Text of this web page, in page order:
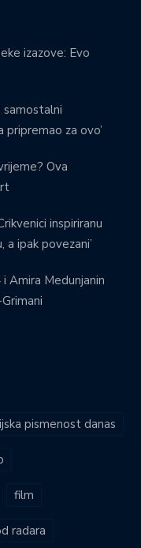
izazove: Evo
samostalni
pripremao za ovo’
Ova
inspiriranu
a ipak povezani’
Amira Medunjanin
pismenost danas
film
radara